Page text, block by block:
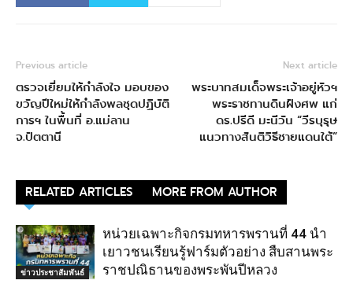
Previous article
ตรวจเยี่ยมให้กำลังใจ มอบของ
ขวัญปีใหม่ให้กำลังพลชุดปฏิบัติ
การฯ ในพื้นที่ อ.แม่ลาน
จ.ปัตตานี
Next article
พระบาทสมเด็จพระเจ้าอยู่หัวฯ
พระราชทานดินฝังศพ แก่
ดร.ปรีดี มะนีวัน “วีรบุรุษ
แนวทางสันติวิธีชายแดนใต้”
RELATED ARTICLES MORE FROM AUTHOR
ข่าวประชาสัมพันธ์
หน่วยเฉพาะกิจกรมทหารพรานที่ 44 นำ
เยาวชนเรียนรู้ฟาร์มตัวอย่าง สืบสานพระ
ราชปณิธานของพระพันปีหลวง